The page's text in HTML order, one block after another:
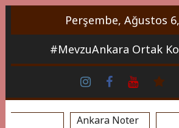
Perşembe, Ağustos
#MevzuAnkara Ortak
ins face
Ankara Noter